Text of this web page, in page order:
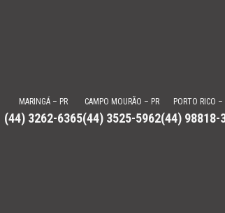
MARINGÁ – PR
(44) 3262-6365
CAMPO MOURÃO – PR
(44) 3525-5962
PORTO RICO –
(44) 98818-